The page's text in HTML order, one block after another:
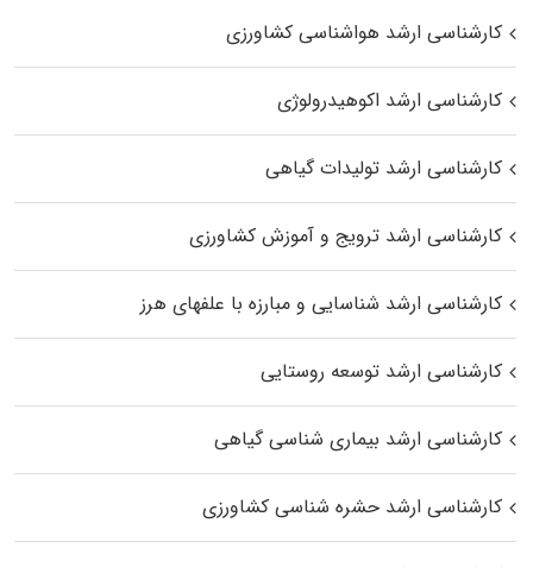
کارشناسی ارشد هواشناسی کشاورزی
کارشناسی ارشد اکوهیدرولوژی
کارشناسی ارشد تولیدات گیاهی
کارشناسی ارشد ترویج و آموزش کشاورزی
کارشناسی ارشد شناسایی و مبارزه با علفهای هرز
کارشناسی ارشد توسعه روستایی
کارشناسی ارشد بیماری‌ شناسی گیاهی
کارشناسی ارشد حشره‌ شناسی کشاورزی